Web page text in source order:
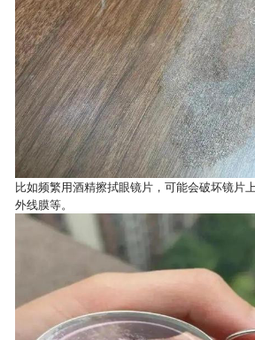
比如频繁用酒精擦拭眼镜片，可能会破坏镜片
外线膜等。